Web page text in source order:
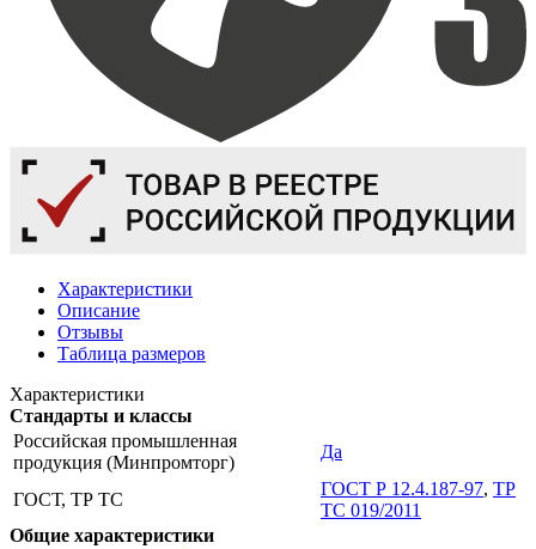
Характеристики
Описание
Отзывы
Таблица размеров
Характеристики
Стандарты и классы
Российская промышленная
продукция (Минпромторг)
Да
ГОСТ, ТР ТС
ГОСТ Р 12.4.187-97, ТР
ТС 019/2011
Общие характеристики